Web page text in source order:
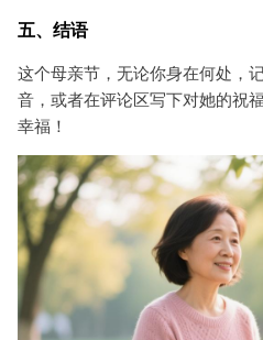
五、结语
这个母亲节，无论你身在何处，
音，或者在评论区写下对她的祝
幸福！